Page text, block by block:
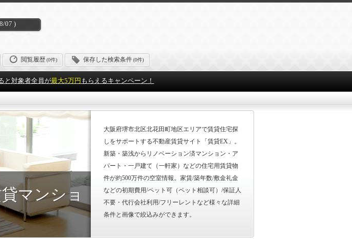
07 )
閲覧履歴(0件) 保存した検索条件(0件)
と対象者全員が最大5万円 もらえるキャンペーン！
マンショ
大阪府堺市北区北花田町地区エリアで賃貸住宅探
しをサポートする不動産賃貸サイト「賃貸EX」。
新築・築浅からリノベーション済マンション・ア
パート・一戸建て（一軒家）などの住宅用賃貸物
件が約500万件の空室情報。家賃/築年数/敷金礼金
などの初期費用/ペット可（ペット相談可）/保証人
不要・代行会社利用/フリーレントなど様々な詳細
条件と画像で絞込みができます。